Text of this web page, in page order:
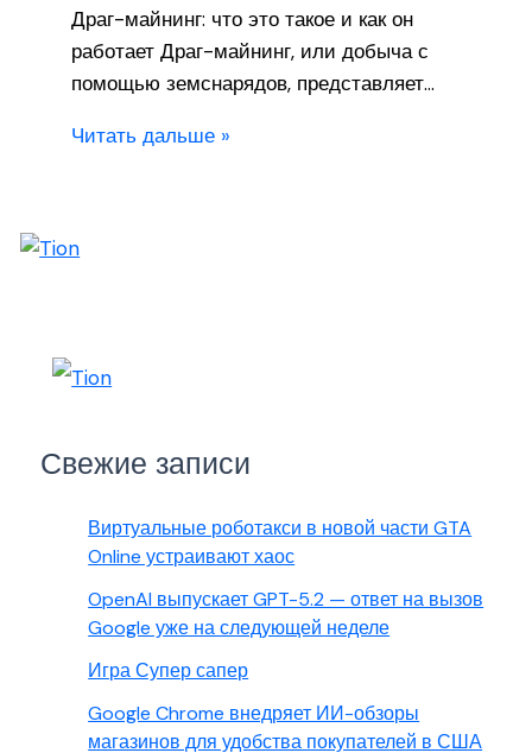
Драг-майнинг: что это такое и как он
работает Драг-майнинг, или добыча с
помощью земснарядов, представляет…
Читать дальше »
Свежие записи
Виртуальные роботакси в новой части GTA
Online устраивают хаос
OpenAI выпускает GPT-5.2 — ответ на вызов
Google уже на следующей неделе
Игра Супер сапер
Google Chrome внедряет ИИ-обзоры
магазинов для удобства покупателей в США